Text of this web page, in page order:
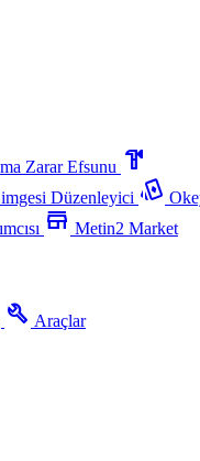
Zarar Efsunu hardware
Düzenleyici playing_cards
store Metin2 Market
build Araçlar